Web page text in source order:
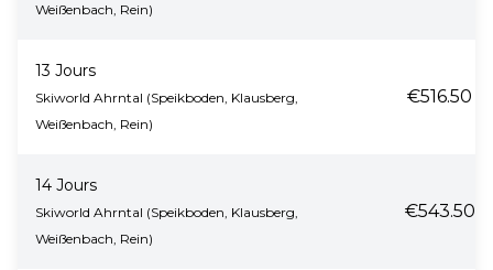
Weißenbach, Rein)
13 Jours
Skiworld Ahrntal (Speikboden, Klausberg,
Weißenbach, Rein)
€516.50
14 Jours
Skiworld Ahrntal (Speikboden, Klausberg,
Weißenbach, Rein)
€543.50